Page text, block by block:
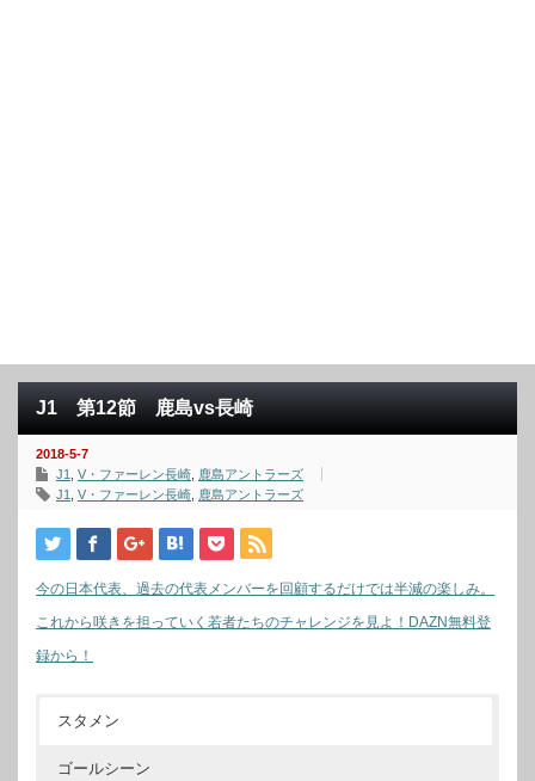
J1 第12節 鹿島vs長崎
2018-5-7
J1
V・ファーレン長崎 鹿島アントラーズ
J1
V・ファーレン長崎 鹿島アントラーズ
今の日本代表、過去の代表メンバーを回顧するだけでは半減の楽しみ。
これから咲きを担っていく若者たちのチャレンジを見よ！DAZN無料登
録から！
スタメン
ゴールシーン